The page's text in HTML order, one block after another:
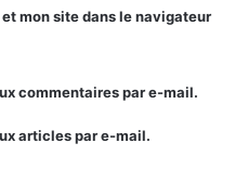
mon site dans le navigateur
commentaires par e-mail.
articles par e-mail.